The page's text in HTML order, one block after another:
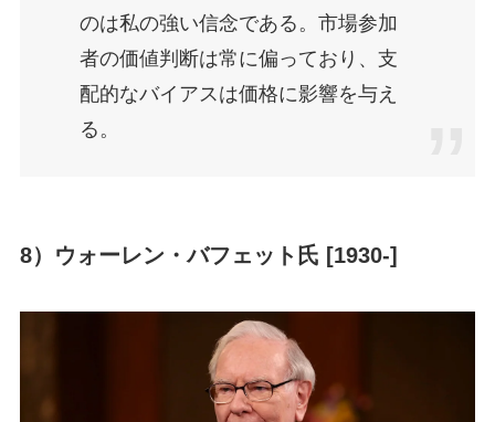
のは私の強い信念である。市場参加
者の価値判断は常に偏っており、支
配的なバイアスは価格に影響を与え
る。
8）ウォーレン・バフェット氏 [1930-]